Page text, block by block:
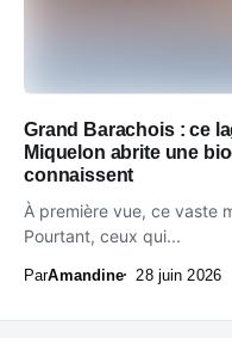
Grand Barachois : ce
Miquelon abrite une
connaissent
À première vue, ce vaste
Pourtant, ceux qui...
ParAmandine 28 juin 2026